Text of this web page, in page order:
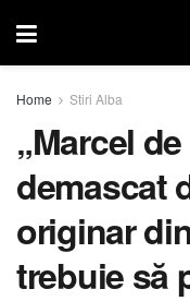
Home Stiri Alba
„Marcel
demascat
originar
trebuie să